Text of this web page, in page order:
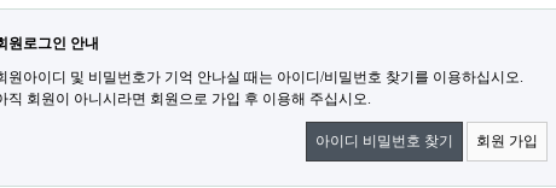
원로그인 안내
원아이디 및 비밀번호가 기억 안나실 때는 아이디/비밀번호 찾기를 이용하십시오.
직 회원이 아니시라면 회원으로 가입 후 이용해 주십시오.
아이디 비밀번호 찾기 회원 가입